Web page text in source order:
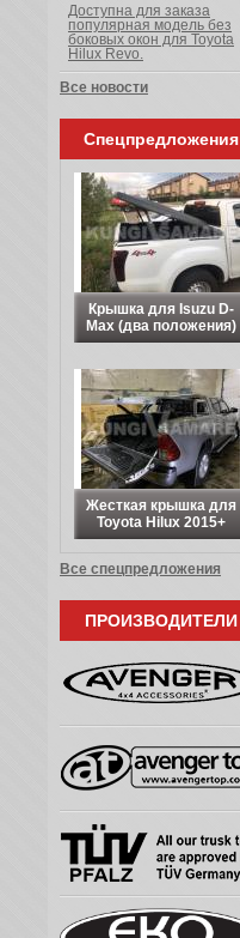
Доступна для заказа
популярная модель без
боковых окон для Toyota
Hilux Revo.
Все новости
Спецпредложения
Крышка для Isuzu D-
Max (два положения)
Жесткая крышка для
Toyota Hilux 2015+
Все спецпредложения
ПРОИЗВОДИТЕЛИ